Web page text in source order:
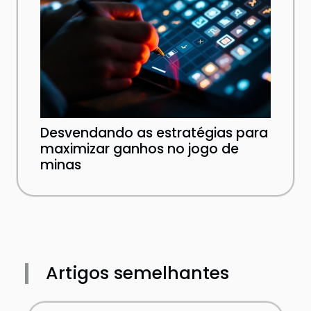
Desvendando as estratégias para
maximizar ganhos no jogo de
minas
Artigos semelhantes